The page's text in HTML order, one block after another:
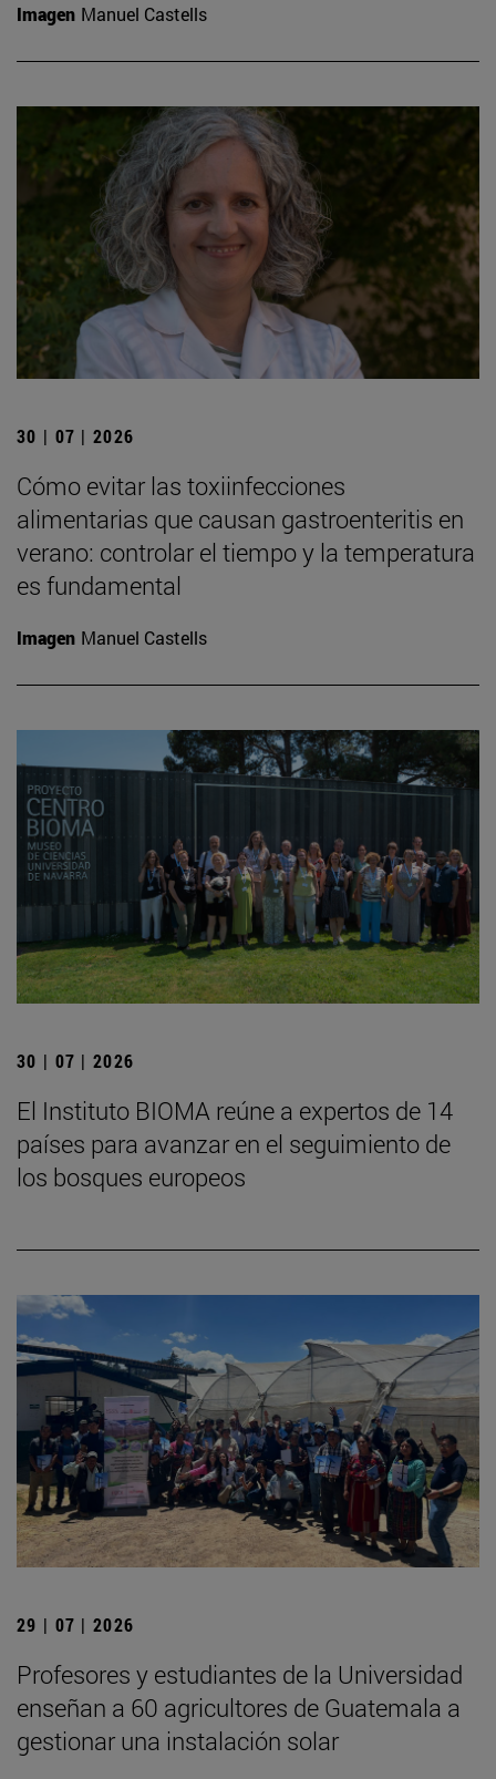
Imagen Manuel Castells
30 | 07 | 2026
Cómo evitar las toxiinfecciones
alimentarias que causan gastroenteritis en
verano: controlar el tiempo y la temperatura
es fundamental
Imagen Manuel Castells
30 | 07 | 2026
El Instituto BIOMA reúne a expertos de 14
países para avanzar en el seguimiento de
los bosques europeos
29 | 07 | 2026
Profesores y estudiantes de la Universidad
enseñan a 60 agricultores de Guatemala a
gestionar una instalación solar